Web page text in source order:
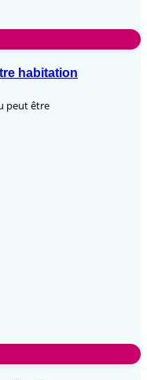
habitation
peut être